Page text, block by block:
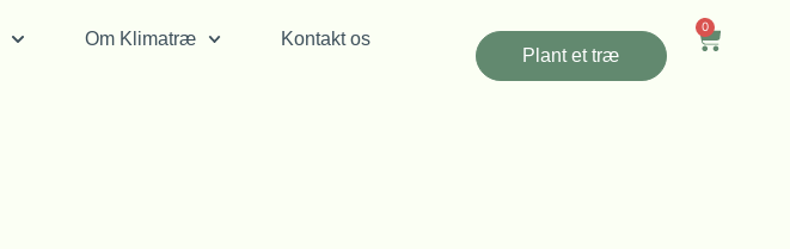
Om Klimatræ
Kontakt os
Plant et træ
0